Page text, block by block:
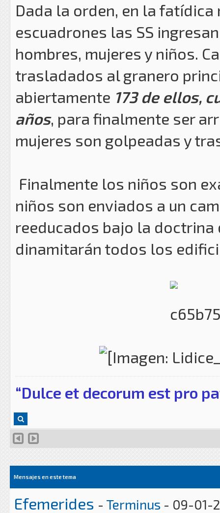
Dada la orden, en la
escuadrones las SS
hombres, mujeres y niños.
trasladados al granero
abiertamente 173 de ellos,
años, para finalmente ser
mujeres son golpeadas y
Finalmente los niños son
niños son enviados a un
reeducados bajo la doctrina
dinamitarán todos los
“Dulce et decorum est pro
Mensajes en este tema
Efemerides - Terminus - 09-01-